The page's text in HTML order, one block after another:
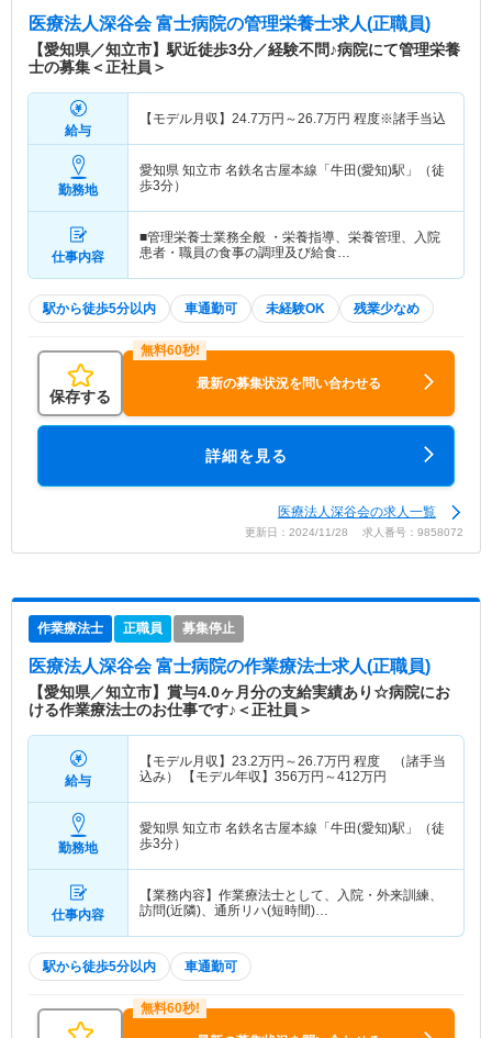
医療法人深谷会 富士病院の管理栄養士求人(正職員)
【愛知県／知立市】駅近徒歩3分／経験不問♪病院にて管理栄養
士の募集＜正社員＞
給与
【モデル月収】 24.7万円～26.7万円 程度※諸手当込
勤務地
愛知県 知立市 名鉄名古屋本線「牛田(愛知)駅」（徒
歩3分）
仕事内容
■管理栄養士業務全般 ・栄養指導、栄養管理、入院
患者・職員の食事の調理及び給食…
駅から徒歩5分以内 車通勤可 未経験OK 残業少なめ
保存する
最新の募集状況を問い合わせる
詳細を見る
医療法人深谷会の求人一覧
更新日：2024/11/28 求人番号：9858072
作業療法士 正職員 募集停止
医療法人深谷会 富士病院の作業療法士求人(正職員)
【愛知県／知立市】賞与4.0ヶ月分の支給実績あり☆病院にお
ける作業療法士のお仕事です♪＜正社員＞
給与
【モデル月収】 23.2万円～26.7万円 程度 （諸手当
込み） 【モデル年収】 356万円～412万円
勤務地
愛知県 知立市 名鉄名古屋本線「牛田(愛知)駅」（徒
歩3分）
仕事内容
【業務内容】作業療法士として、入院・外来訓練、
訪問(近隣)、通所リハ(短時間)…
駅から徒歩5分以内 車通勤可